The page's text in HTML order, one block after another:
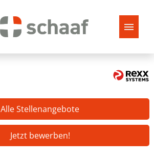
Alle Stellenangebote
Jetzt bewerben!